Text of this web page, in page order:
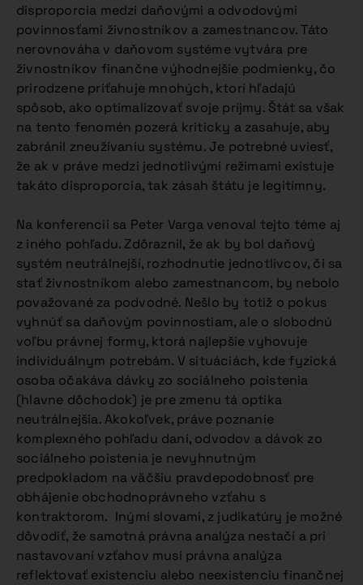
disproporcia medzi daňovými a odvodovými
povinnosťami živnostníkov a zamestnancov. Táto
nerovnováha v daňovom systéme vytvára pre
živnostníkov finančne výhodnejšie podmienky, čo
prirodzene priťahuje mnohých, ktorí hľadajú
spôsob, ako optimalizovať svoje príjmy. Štát sa však
na tento fenomén pozerá kriticky a zasahuje, aby
zabránil zneužívaniu systému. Je potrebné uviesť,
že ak v práve medzi jednotlivými režimami existuje
takáto disproporcia, tak zásah štátu je legitímny.
Na konferencii sa Peter Varga venoval tejto téme aj
z iného pohľadu. Zdôraznil, že ak by bol daňový
systém neutrálnejší, rozhodnutie jednotlivcov, či sa
stať živnostníkom alebo zamestnancom, by nebolo
považované za podvodné. Nešlo by totiž o pokus
vyhnúť sa daňovým povinnostiam, ale o slobodnú
voľbu právnej formy, ktorá najlepšie vyhovuje
individuálnym potrebám. V situáciách, kde fyzická
osoba očakáva dávky zo sociálneho poistenia
(hlavne dôchodok) je pre zmenu tá optika
neutrálnejšia. Akokoľvek, práve poznanie
komplexného pohľadu daní, odvodov a dávok zo
sociálneho poistenia je nevyhnutným
predpokladom na väčšiu pravdepodobnosť pre
obhájenie obchodnoprávneho vzťahu s
kontraktorom. Inými slovami, z judikatúry je možné
dôvodiť, že samotná právna analýza nestačí a pri
nastavovaní vzťahov musí právna analýza
reflektovať existenciu alebo neexistenciu finančnej